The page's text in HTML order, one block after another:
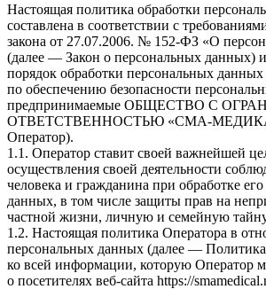
Настоящая политика обработки
составлена в соответствии с
закона от 27.07.2006. № 152-ФЗ «О
(далее — Закон о персональных данных) и
порядок обработки персональных
по обеспечению безопасности
предпринимаемые ОБЩЕСТВО С
ОТВЕТСТВЕННОСТЬЮ «СМА-
Оператор).
1.1. Оператор ставит своей важнейшей
осуществления своей деятельности
человека и гражданина при обработке
данных, в том числе защиты прав на
частной жизни, личную и семейную
1.2. Настоящая политика Оператора в
персональных данных (далее —
ко всей информации, которую Оператор
о посетителях веб-сайта https://